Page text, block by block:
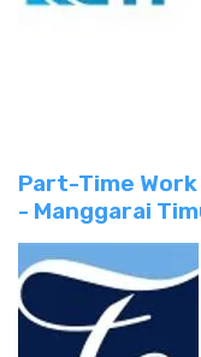
Part-Time
- Manggarai